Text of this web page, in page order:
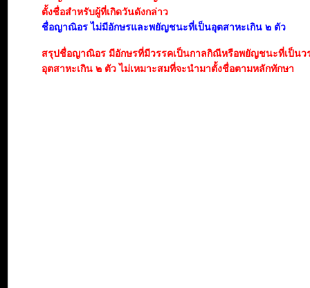
ตั้งชื่อสำหรับผู้ที่เกิดวันดังกล่าว
ชื่อญาณิอร ไม่มีอักษรและพยัญชนะที่เป็นอุตสาหะเกิน ๒ ตัว
สรุปชื่อญาณิอร มีอักษรที่มีวรรคเป็นกาลกิณีหรือพยัญชนะที่เป็นว
อุตสาหะเกิน ๒ ตัว ไม่เหมาะสมที่จะนำมาตั้งชื่อตามหลักทักษา